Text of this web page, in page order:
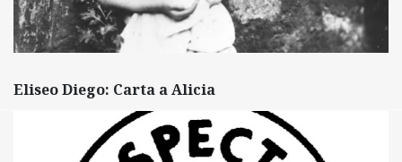
Eliseo Diego: Carta a Alicia